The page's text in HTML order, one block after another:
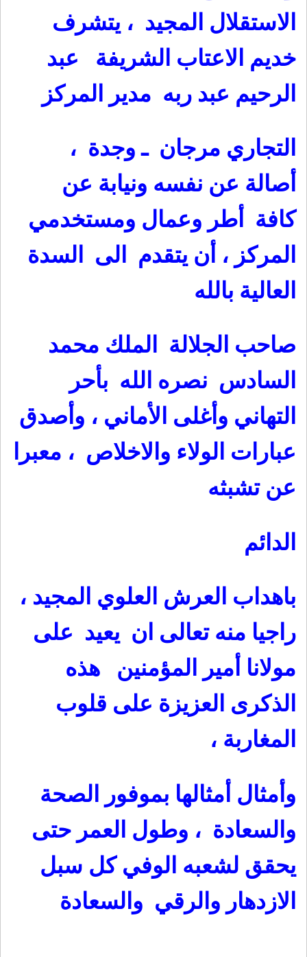
الاستقلال المجيد ، يتشرف
خديم الاعتاب الشريفة عبد
الرحيم عبد ربه مدير المركز
التجاري مرجان ـ وجدة ،
أصالة عن نفسه ونيابة عن
كافة أطر وعمال ومستخدمي
المركز ، أن يتقدم الى السدة
العالية بالله
صاحب الجلالة الملك محمد
السادس نصره الله بأحر
التهاني وأغلى الأماني ، وأصدق
عبارات الولاء والاخلاص ، معبرا
عن تشبثه
الدائم
باهداب العرش العلوي المجيد ،
راجيا منه تعالى ان يعيد على
مولانا أمير المؤمنين هذه
الذكرى العزيزة على قلوب
المغاربة ،
وأمثال أمثالها بموفور الصحة
والسعادة ، وطول العمر حتى
يحقق لشعبه الوفي كل سبل
الازدهار والرقي والسعادة